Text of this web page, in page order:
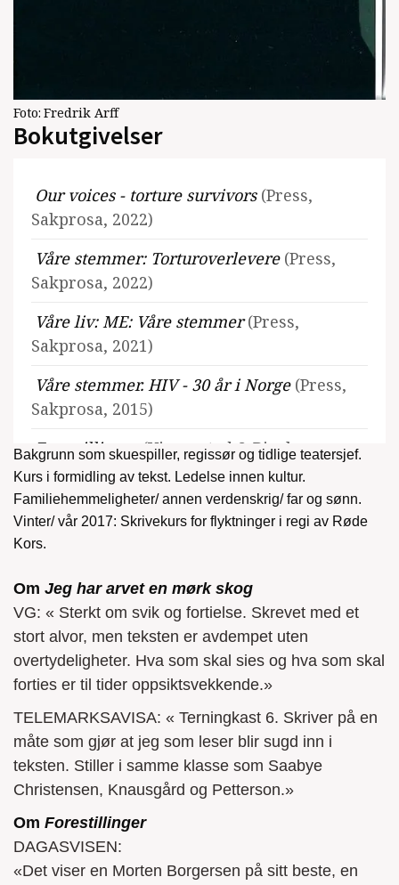
Foto: Fredrik Arff
Bokutgivelser
Our voices - torture survivors (Press,
Sakprosa, 2022)
Våre stemmer: Torturoverlevere (Press,
Sakprosa, 2022)
Våre liv: ME: Våre stemmer(Press,
Sakprosa, 2021)
Våre stemmer. HIV - 30 år i Norge (Press,
Sakprosa, 2015)
Forestillinger(Vigmostad & Bjørke,
Roman, 2014)
Jeg har arvet en mørk skog(Piratforlaget,
Roman, 2012)
Se alle utgivelser
Bakgrunn som skuespiller, regissør og tidlige teatersjef.
Kurs i formidling av tekst. Ledelse innen kultur.
Familiehemmeligheter/ annen verdenskrig/ far og sønn.
Vinter/ vår 2017: Skrivekurs for flyktninger i regi av Røde
Kors.
Om Jeg har arvet en mørk skog
VG: « Sterkt om svik og fortielse. Skrevet med et
stort alvor, men teksten er avdempet uten
overtydeligheter. Hva som skal sies og hva som skal
forties er til tider oppsiktsvekkende.»
TELEMARKSAVISA: « Terningkast 6. Skriver på en
måte som gjør at jeg som leser blir sugd inn i
teksten. Stiller i samme klasse som Saabye
Christensen, Knausgård og Petterson.»
Om Forestillinger
DAGASVISEN:
«Det viser en Morten Borgersen på sitt beste, en